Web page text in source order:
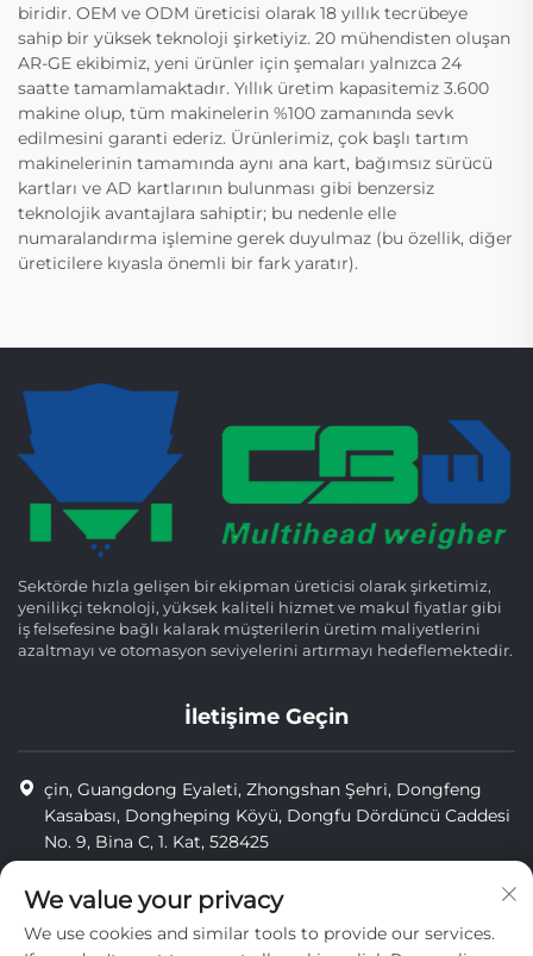
biridir. OEM ve ODM üreticisi olarak 18 yıllık tecrübeye
sahip bir yüksek teknoloji şirketiyiz. 20 mühendisten oluşan
AR-GE ekibimiz, yeni ürünler için şemaları yalnızca 24
saatte tamamlamaktadır. Yıllık üretim kapasitemiz 3.600
makine olup, tüm makinelerin %100 zamanında sevk
edilmesini garanti ederiz. Ürünlerimiz, çok başlı tartım
makinelerinin tamamında aynı ana kart, bağımsız sürücü
kartları ve AD kartlarının bulunması gibi benzersiz
teknolojik avantajlara sahiptir; bu nedenle elle
numaralandırma işlemine gerek duyulmaz (bu özellik, diğer
üreticilere kıyasla önemli bir fark yaratır).
Sektörde hızla gelişen bir ekipman üreticisi olarak şirketimiz,
yenilikçi teknoloji, yüksek kaliteli hizmet ve makul fiyatlar gibi
iş felsefesine bağlı kalarak müşterilerin üretim maliyetlerini
azaltmayı ve otomasyon seviyelerini artırmayı hedeflemektedir.
İletişime Geçin
çin, Guangdong Eyaleti, Zhongshan Şehri, Dongfeng
Kasabası, Dongheping Köyü, Dongfu Dördüncü Caddesi
No. 9, Bina C, 1. Kat, 528425
[email protected]
We value your privacy
We use cookies and similar tools to provide our services.